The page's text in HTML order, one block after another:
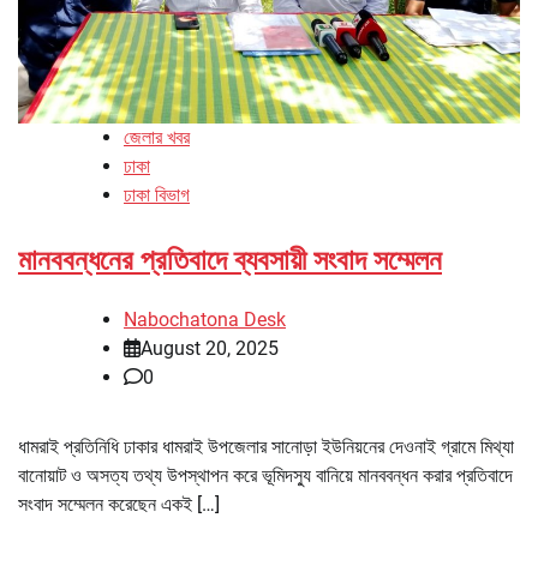
জেলার খবর
ঢাকা
ঢাকা বিভাগ
মানববন্ধনের প্রতিবাদে ব্যবসায়ী সংবাদ সম্মেলন
Nabochatona Desk
August 20, 2025
0
ধামরাই প্রতিনিধি ঢাকার ধামরাই উপজেলার সানোড়া ইউনিয়নের দেওনাই গ্রামে মিথ্যা
বানোয়াট ও অসত্য তথ্য উপস্থাপন করে ভূমিদস্যু বানিয়ে মানববন্ধন করার প্রতিবাদে
সংবাদ সম্মেলন করেছেন একই […]